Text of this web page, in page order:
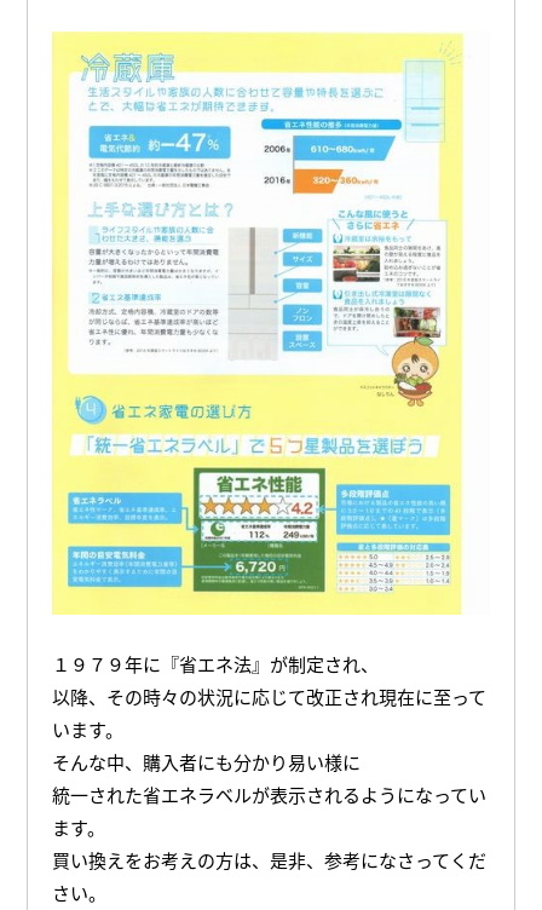
１９７９年に『省エネ法』が制定され、
以降、その時々の状況に応じて改正され現在に至って
います。
そんな中、購入者にも分かり易い様に
統一された省エネラベルが表示されるようになってい
ます。
買い換えをお考えの方は、是非、参考になさってくだ
さい。